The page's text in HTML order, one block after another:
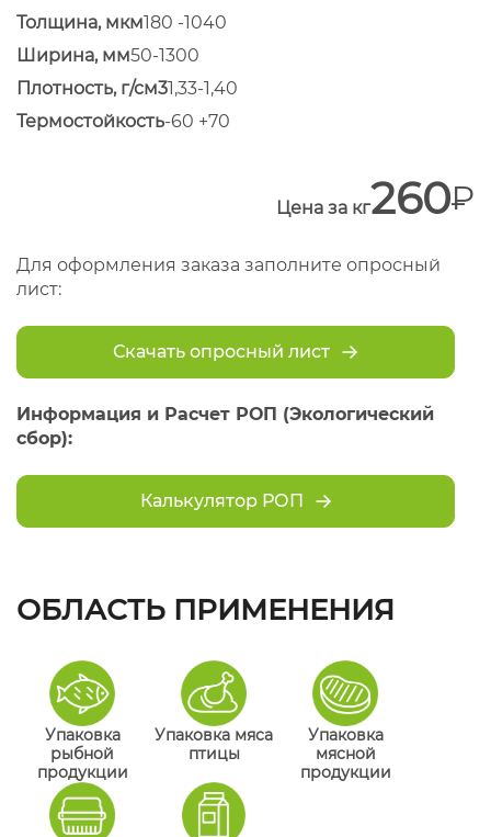
Толщина, мкм180 -1040
Ширина, мм50-1300
Плотность, г/см31,33-1,40
Термостойкость-60 +70
Цена за кг260
Для оформления заказа заполните опросный
лист:
Скачать опросный лист
Информация и Расчет РОП (Экологический
сбор):
Калькулятор РОП
ОБЛАСТЬ ПРИМЕНЕНИЯ
Упаковка
рыбной
продукции
Упаковка мяса
птицы
Упаковка
мясной
продукции